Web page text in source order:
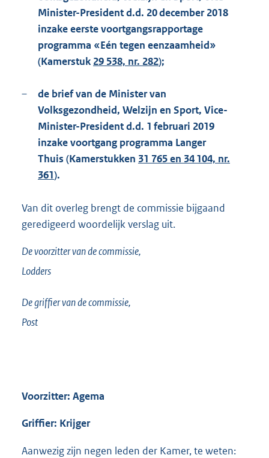
Minister-President d.d. 20 december 2018
inzake eerste voortgangsrapportage
programma «Eén tegen eenzaamheid»
(Kamerstuk 29 538, nr. 282);
–
de brief van de Minister van
Volksgezondheid, Welzijn en Sport, Vice-
Minister-President d.d. 1 februari 2019
inzake voortgang programma Langer
Thuis (Kamerstukken 31 765 en 34 104, nr.
361).
Van dit overleg brengt de commissie bijgaand
geredigeerd woordelijk verslag uit.
De voorzitter van de commissie,
Lodders
De griffier van de commissie,
Post
Voorzitter: Agema
Griffier: Krijger
Aanwezig zijn negen leden der Kamer, te weten: